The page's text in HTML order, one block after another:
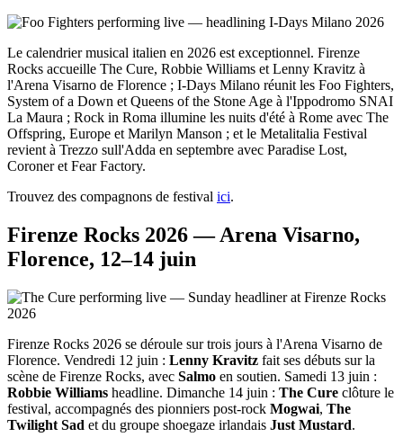
Le calendrier musical italien en 2026 est exceptionnel. Firenze
Rocks accueille The Cure, Robbie Williams et Lenny Kravitz à
l'Arena Visarno de Florence ; I-Days Milano réunit les Foo Fighters,
System of a Down et Queens of the Stone Age à l'Ippodromo SNAI
La Maura ; Rock in Roma illumine les nuits d'été à Rome avec The
Offspring, Europe et Marilyn Manson ; et le Metalitalia Festival
revient à Trezzo sull'Adda en septembre avec Paradise Lost,
Coroner et Fear Factory.
Trouvez des compagnons de festival ici.
Firenze Rocks 2026 — Arena Visarno,
Florence, 12–14 juin
Firenze Rocks 2026 se déroule sur trois jours à l'Arena Visarno de
Florence. Vendredi 12 juin : Lenny Kravitz fait ses débuts sur la
scène de Firenze Rocks, avec Salmo en soutien. Samedi 13 juin :
Robbie Williams headline. Dimanche 14 juin : The Cure clôture le
festival, accompagnés des pionniers post-rock Mogwai, The
Twilight Sad et du groupe shoegaze irlandais Just Mustard.